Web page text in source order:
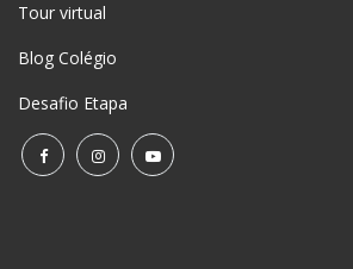
Tour virtual
Blog Colégio
Desafio Etapa